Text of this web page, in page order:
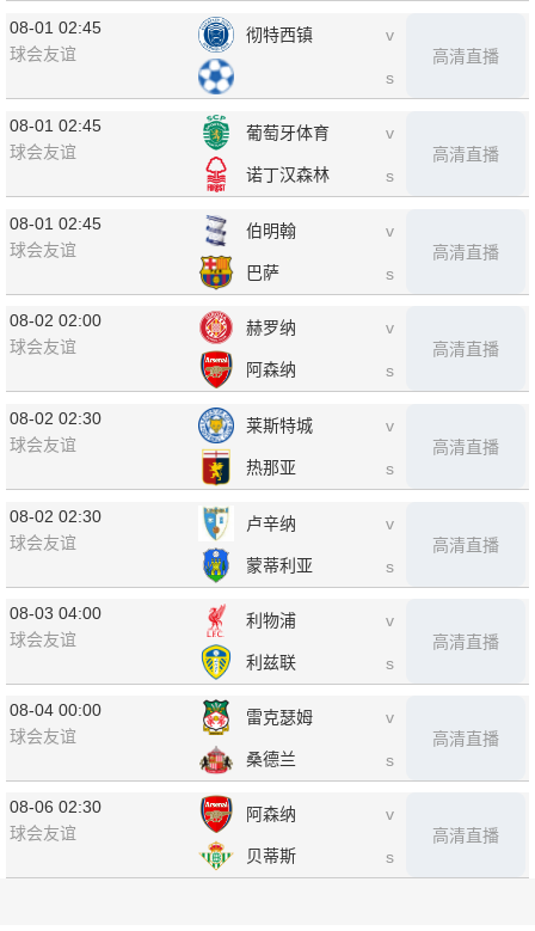
08-01 02:45
球会友谊
彻特西镇 v
s
高清直播
08-01 02:45
球会友谊
葡萄牙体育
诺丁汉森林
v
s
高清直播
08-01 02:45
球会友谊
伯明翰
巴萨
v
s
高清直播
08-02 02:00
球会友谊
赫罗纳
阿森纳
v
s
高清直播
08-02 02:30
球会友谊
莱斯特城
热那亚
v
s
高清直播
08-02 02:30
球会友谊
卢辛纳
蒙蒂利亚
v
s
高清直播
08-03 04:00
球会友谊
利物浦
利兹联
v
s
高清直播
08-04 00:00
球会友谊
雷克瑟姆
桑德兰
v
s
高清直播
08-06 02:30
球会友谊
阿森纳
贝蒂斯
v
s
高清直播